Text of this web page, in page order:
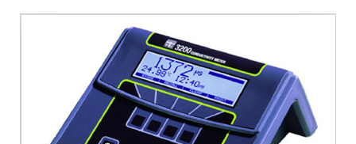
线（超纯水或天然水）或自行设置非线性补偿曲线可储存共八条曲线
（预置两条，自编六条）5. 可存储 100组读数和6个电导管资料6. 超大
液晶显示屏，触感式按...